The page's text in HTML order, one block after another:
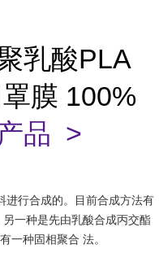
乳酸PLA
膜 100%
品 >
进行合成的。目前合成方法有
一种是先由乳酸合成丙交酯
一种固相聚合 法。